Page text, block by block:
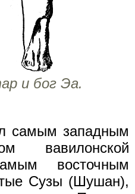
и бог Эа.
самым западным
вавилонской
восточным
Сузы (Шушан),